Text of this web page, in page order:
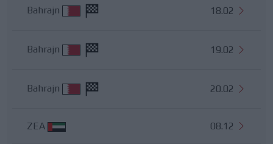
Bahrajn 18.02
Bahrajn 19.02
Bahrajn 20.02
ZEA 08.12